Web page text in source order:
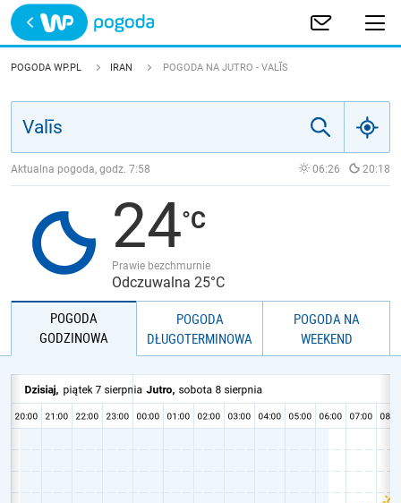
Trwa ładowanie
POLSKA
JAKOŚĆ POWIETRZA
POGODA WP.PL IRAN POGODA NA JUTRO - VALĪS
Aktualna pogoda, godz. 7:58 06:26 20:18
24
Prawie bezchmurnie
Odczuwalna 25°C
POGODA
GODZINOWA
POGODA
DŁUGOTERMINOWA
POGODA NA
WEEKEND